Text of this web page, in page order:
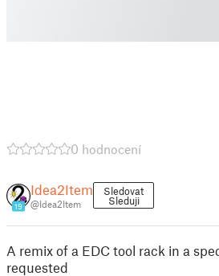
0 hodnocení
19
Idea2Item
@Idea2Item
Sledovat
Sleduji
A remix of a EDC tool rack in a
requested